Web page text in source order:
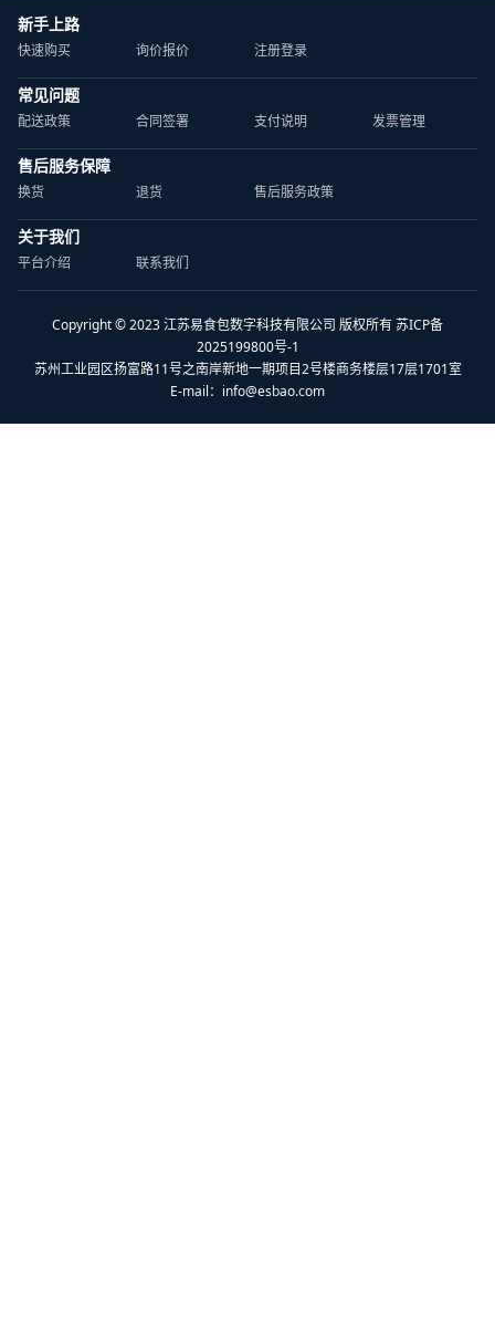
新手上路
快速购买 询价报价 注册登录
常见问题
配送政策 合同签署 支付说明 发票管理
售后服务保障
换货 退货 售后服务政策
关于我们
平台介绍 联系我们
Copyright © 2023 江苏易食包数字科技有限公司 版权所有 苏ICP备
2025199800号-1
苏州工业园区扬富路11号之南岸新地一期项目2号楼商务楼层17层1701室
E-mail： info@esbao.com